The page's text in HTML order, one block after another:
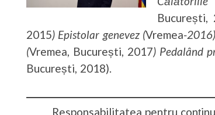
București,
2015) Epistolar genevez (Vremea-
(Vremea, București, 2017) Pedalând
București, 2018).
Responsabilitatea pentru